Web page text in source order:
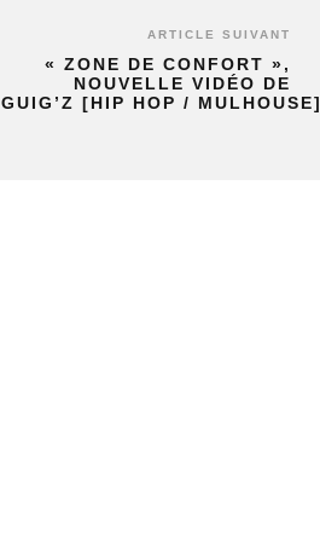
ARTICLE SUIVANT
« ZONE DE CONFORT »,
NOUVELLE VIDÉO DE
GUIG’Z [HIP HOP / MULHOUSE]